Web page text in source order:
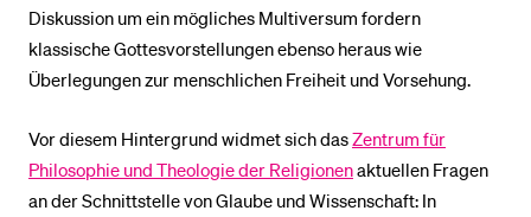
Diskussion um ein mögliches Multiversum fordern
klassische Gottesvorstellungen ebenso heraus wie
Überlegungen zur menschlichen Freiheit und Vorsehung.
Vor diesem Hintergrund widmet sich dasZentrum für
Philosophie und Theologie der Religionenaktuellen Fragen
an der Schnittstelle von Glaube und Wissenschaft: In